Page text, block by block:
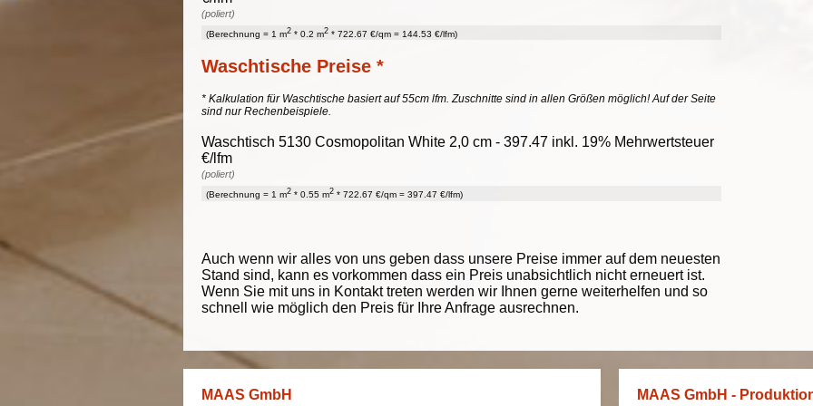
(poliert)
(Berechnung = 1 m2 * 0.2 m2 * 722.67 €/qm = 144.53 €/lfm)
Waschtische Preise *
* Kalkulation für Waschtische basiert auf 55cm lfm. Zuschnitte sind in allen Größen möglich! Auf der Seite
sind nur Rechenbeispiele.
Waschtisch 5130 Cosmopolitan White 2,0 cm - 397.47 inkl. 19% Mehrwertsteuer
€/lfm
(poliert)
(Berechnung = 1 m2 * 0.55 m2 * 722.67 €/qm = 397.47 €/lfm)
Auch wenn wir alles von uns geben dass unsere Preise immer auf dem neuesten
Stand sind, kann es vorkommen dass ein Preis unabsichtlich nicht erneuert ist.
Wenn Sie mit uns in Kontakt treten werden wir Ihnen gerne weiterhelfen und so
schnell wie möglich den Preis für Ihre Anfrage ausrechnen.
MAAS GmbH MAAS GmbH -